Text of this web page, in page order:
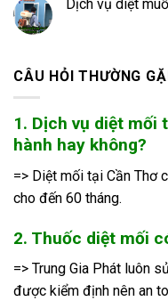
Dịch vụ diệt
CÂU HỎI THƯỜNG
1. Dịch vụ diệt mối
hành hay không?
=> Diệt mối tại Cần Thơ
cho đến 60 tháng.
2. Thuốc diệt mối
=> Trung Gia Phát luôn
được kiểm định nên an